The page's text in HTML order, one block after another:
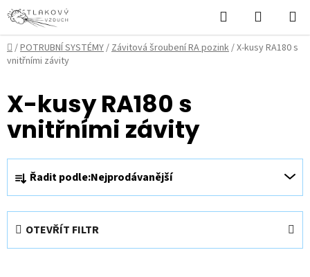
Přejít
na
obsah
Hledat
KOŠÍK
Domů
/POTRUBNÍ SYSTÉMY/Závitová šroubení RA pozink/X-kusy RA180 s
vnitřními závity
X-kusy RA180 s
vnitřními závity
Ř
a
z
e
n
í
Řadit podle:Nejprodávanější
OTEVŘÍT FILTR